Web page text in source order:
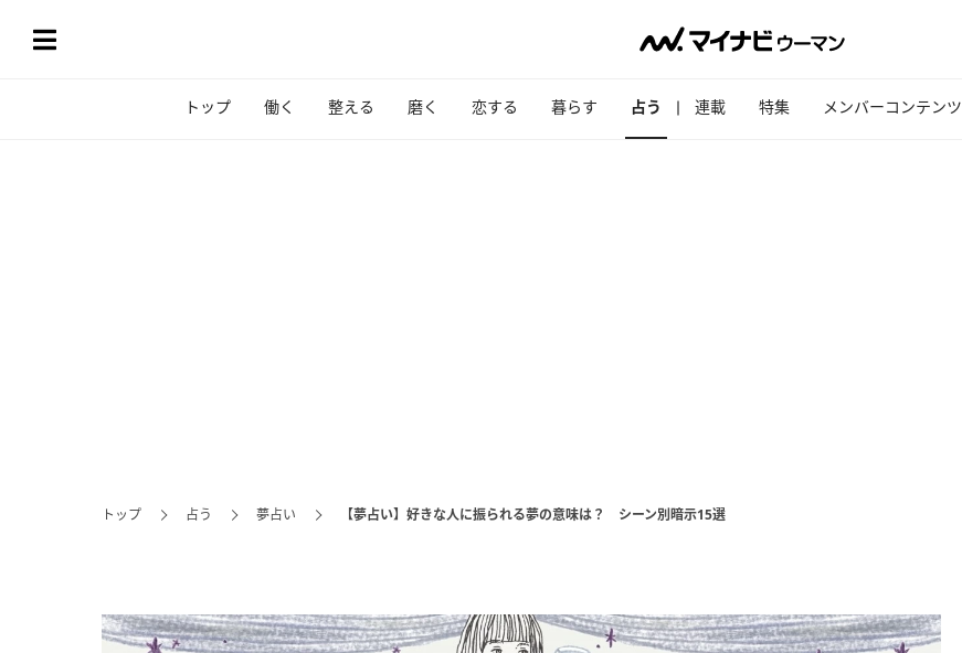
トップ 働く 整える 磨く 恋する 暮らす 占う 連載 特集 メンバーコンテンツ
トップ 占う 夢占い 【夢占い】好きな人に振られる夢の意味は？ シーン別暗示15選